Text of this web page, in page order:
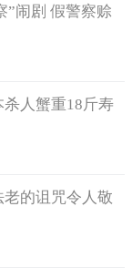
”闹剧 假警察赊
人蟹重18斤寿
的诅咒令人敬